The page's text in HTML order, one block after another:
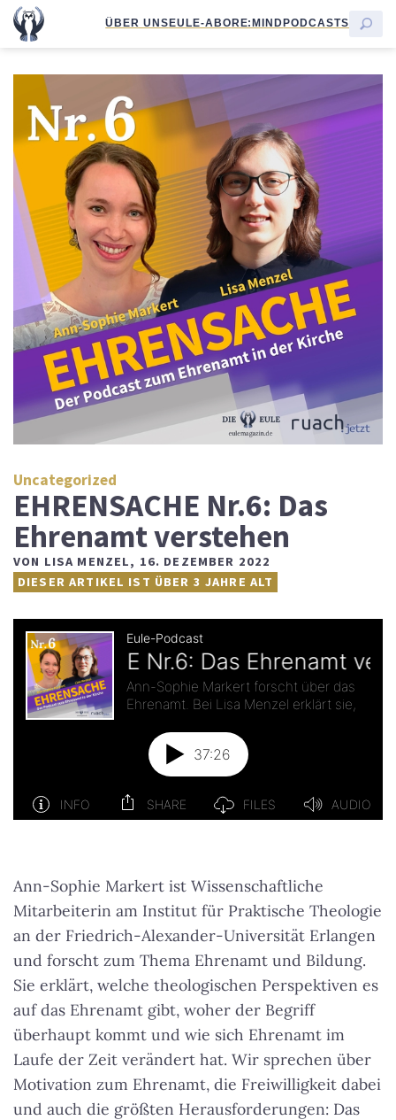
ÜBER UNSEULE-ABORE:MINDPODCASTS
Uncategorized
EHRENSACHE Nr.6: Das
Ehrenamt verstehen
VON LISA MENZEL, 16. DEZEMBER 2022
DIESER ARTIKEL IST ÜBER 3 JAHRE ALT
Ann-Sophie Markert ist Wissenschaftliche
Mitarbeiterin am Institut für Praktische Theologie
an der Friedrich-Alexander-Universität Erlangen
und forscht zum Thema Ehrenamt und Bildung.
Sie erklärt, welche theologischen Perspektiven es
auf das Ehrenamt gibt, woher der Begriff
überhaupt kommt und wie sich Ehrenamt im
Laufe der Zeit verändert hat. Wir sprechen über
Motivation zum Ehrenamt, die Freiwilligkeit dabei
und auch die größten Herausforderungen: Das